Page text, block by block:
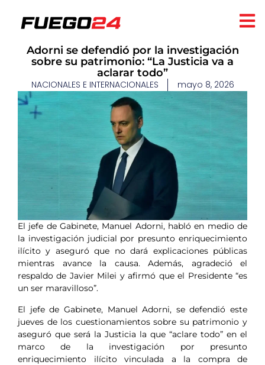
Adorni se defendió por la investigación
sobre su patrimonio: “La Justicia va a
aclarar todo”
NACIONALES E INTERNACIONALES mayo 8, 2026
El jefe de Gabinete, Manuel Adorni, habló en medio de
la investigación judicial por presunto enriquecimiento
ilícito y aseguró que no dará explicaciones públicas
mientras avance la causa. Además, agradeció el
respaldo de Javier Milei y afirmó que el Presidente “es
un ser maravilloso”.
El jefe de Gabinete, Manuel Adorni, se defendió este
jueves de los cuestionamientos sobre su patrimonio y
aseguró que será la Justicia la que “aclare todo” en el
marco de la investigación por presunto
enriquecimiento ilícito vinculada a la compra de